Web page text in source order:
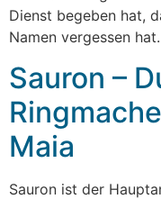
Dienst begeben hat,
Namen vergessen
Sauron –
Maia
Sauron ist der